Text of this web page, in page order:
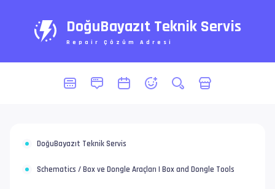
DoğuBayazıt Teknik Servis
Repair Çözüm Adresi
DoğuBayazıt Teknik Servis
Schematics / Box ve Dongle Araçları | Box and Dongle Tools